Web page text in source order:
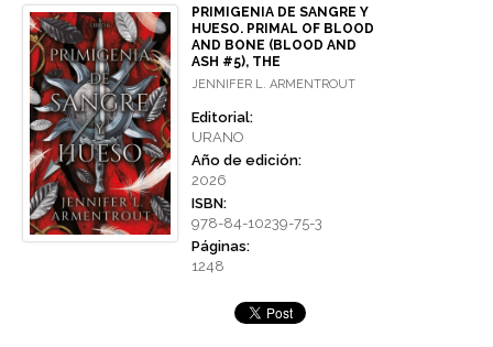
PRIMIGENIA DE SANGRE Y
HUESO. PRIMAL OF BLOOD
AND BONE (BLOOD AND
ASH #5), THE
JENNIFER L. ARMENTROUT
Editorial:
URANO
Año de edición:
2026
ISBN:
978-84-10239-75-3
Páginas:
1248